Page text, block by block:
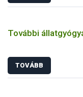
További
TOVÁBB